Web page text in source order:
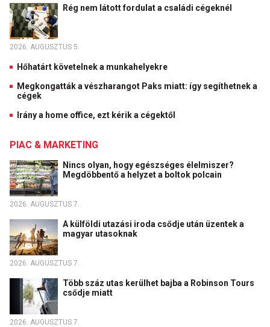
Rég nem látott fordulat a családi cégeknél
2026. AUGUSZTUS 5.
Hőhatárt követelnek a munkahelyekre
Megkongatták a vészharangot Paks miatt: így segíthetnek a
cégek
Irány a home office, ezt kérik a cégektől
PIAC & MARKETING
Nincs olyan, hogy egészséges élelmiszer?
Megdöbbentő a helyzet a boltok polcain
2026. AUGUSZTUS 7.
A külföldi utazási iroda csődje után üzentek a
magyar utasoknak
2026. AUGUSZTUS 7.
Több száz utas kerülhet bajba a Robinson Tours
csődje miatt
2026. AUGUSZTUS 7.